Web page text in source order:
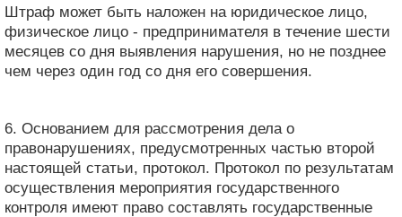
Штраф может быть наложен на юридическое лицо,
физическое лицо - предпринимателя в течение шести
месяцев со дня выявления нарушения, но не позднее
чем через один год со дня его совершения.
6. Основанием для рассмотрения дела о
правонарушениях, предусмотренных частью второй
настоящей статьи, протокол. Протокол по результатам
осуществления мероприятия государственного
контроля имеют право составлять государственные